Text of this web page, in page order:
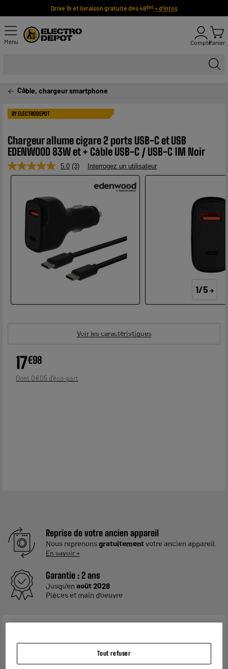
Drive 1h et livraison gratuite dès 49€90 + d'infos
Menu ComptePanier
Câble, chargeur smartphone
BY ELECTRODEPOT
Chargeur allume cigare 2 ports USB-C et USB
EDENWOOD 83W et + Câble USB-C / USB-C 1M Noir
5.0 Lire
3
sur
la
page.
(3) Interrogez un utilisateur
1/5
Voir les caractéristiques
17€98
Dont 0€05
Reprise de votre ancien appareil
Nous reprenonsgratuitement votre ancien appareil.
En savoir +
Garantie :2 ans
Jusqu'en août 2028
Pièces et main d'oeuvre
EDENWOOD
Tout refuser